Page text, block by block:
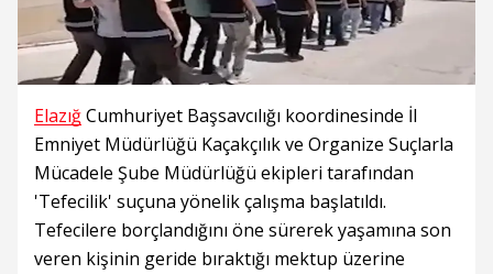
ElazığCumhuriyet Başsavcılığı koordinesinde İl
Emniyet Müdürlüğü Kaçakçılık ve Organize Suçlarla
Mücadele Şube Müdürlüğü ekipleri tarafından
'Tefecilik' suçuna yönelik çalışma başlatıldı.
Tefecilere borçlandığını öne sürerek yaşamına son
veren kişinin geride bıraktığı mektup üzerine